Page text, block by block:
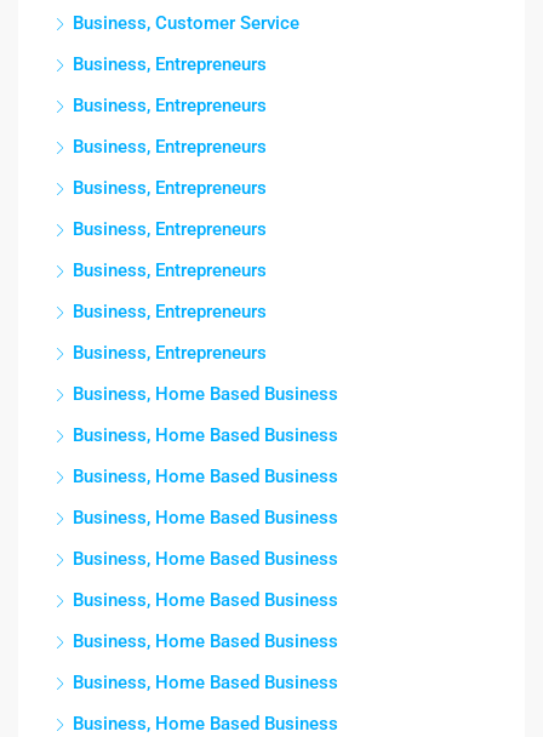
Business, Customer Service
Business, Entrepreneurs
Business, Entrepreneurs
Business, Entrepreneurs
Business, Entrepreneurs
Business, Entrepreneurs
Business, Entrepreneurs
Business, Entrepreneurs
Business, Entrepreneurs
Business, Home Based Business
Business, Home Based Business
Business, Home Based Business
Business, Home Based Business
Business, Home Based Business
Business, Home Based Business
Business, Home Based Business
Business, Home Based Business
Business, Home Based Business